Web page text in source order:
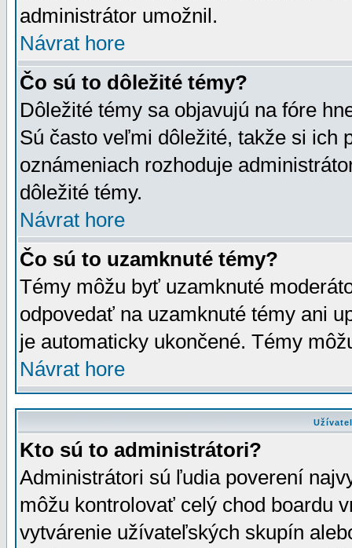
administrátor umožnil.
Návrat hore
Čo sú to dôležité témy?
Dôležité témy sa objavujú na fóre
Sú často veľmi dôležité, takže si ich
oznámeniach rozhoduje
dôležité témy.
Návrat hore
Čo sú to uzamknuté témy?
Témy môžu byť uzamknuté
odpovedať na uzamknuté témy ani
je automaticky ukončené. Témy
Návrat hore
Kto sú to administrátori?
Administrátori sú ľudia poverení
môžu kontrolovať celý chod boardu
vytvárenie užívateľských skupín